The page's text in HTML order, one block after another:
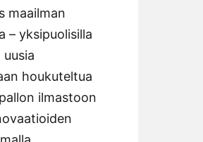
maailman
– yksipuolisilla
houkuteltua
ilmastoon